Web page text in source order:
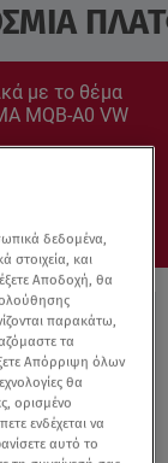
με το θέμα
MQB-A0 VW
δεδομένα,
στοιχεία, και
Αποδοχή, θα
παρακάτω,
τα
Απόρριψη όλων
θα
ορισμένο
ενδέχεται να
αυτό το